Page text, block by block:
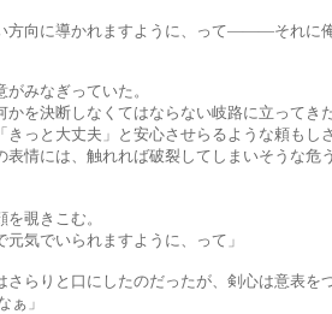
れますように、って―――それに俺の剣
ぎっていた。
くてはならない岐路に立ってきた。命
夫」と安心させらるような頼もしさを
れれば破裂してしまいそうな危うさが
きこむ。
られますように、って」
にしたのだったが、剣心は意表をつか
」